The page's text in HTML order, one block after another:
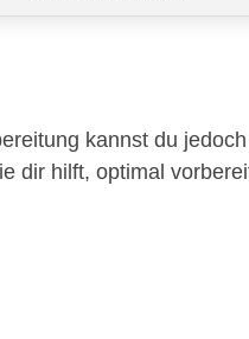
kannst du
dir hilft, optimal